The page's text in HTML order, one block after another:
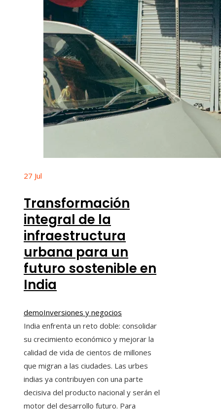
27 Jul
Transformación
integral de la
infraestructura
urbana para un
futuro sostenible en
India
demoInversiones y negocios
India enfrenta un reto doble: consolidar
su crecimiento económico y mejorar la
calidad de vida de cientos de millones
que migran a las ciudades. Las urbes
indias ya contribuyen con una parte
decisiva del producto nacional y serán el
motor del desarrollo futuro. Para